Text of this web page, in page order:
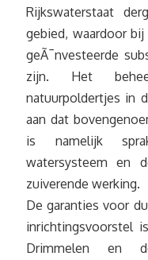
Rijkswaterstaat
gebied, waardoor
geÃ¯nvesteerde
zijn. Het
natuurpoldertjes in
aan dat
is namelijk
watersysteem en
zuiverende werking.
De garanties voor
inrichtingsvoorstel
Drimmelen en